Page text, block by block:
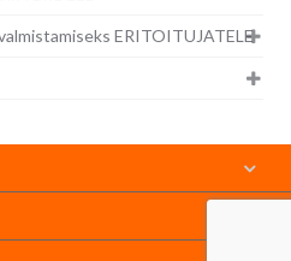
ERITOITUJATELE